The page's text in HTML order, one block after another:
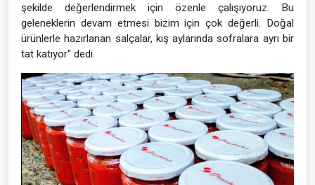
şekilde değerlendirmek için özenle çalışıyoruz. Bu
geleneklerin devam etmesi bizim için çok değerli. Doğal
ürünlerle hazırlanan salçalar, kış aylarında sofralara ayrı bir
tat katıyor" dedi.